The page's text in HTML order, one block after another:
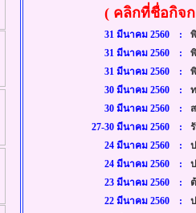
( คลิกที่ชื่อกิจกรรมเ
31 มีนาคม 2560 :
31 มีนาคม 2560 :
31 มีนาคม 2560 :
30 มีนาคม 2560 :
30 มีนาคม 2560 :
27-30 มีนาคม 2560 :
24 มีนาคม 2560 :
24 มีนาคม 2560 :
23 มีนาคม 2560 :
22 มีนาคม 2560 :